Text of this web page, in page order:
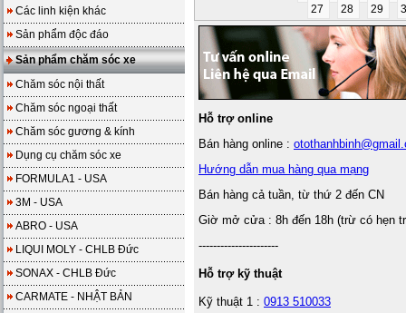
Các linh kiện khác
Sản phẩm độc đáo
Sản phẩm chăm sóc xe
Chăm sóc nội thất
Chăm sóc ngoại thất
Chăm sóc gương & kính
Dụng cụ chăm sóc xe
FORMULA1 - USA
3M - USA
ABRO - USA
LIQUI MOLY - CHLB Đức
SONAX - CHLB Đức
CARMATE - NHẬT BẢN
27
28 29
Hỗ trợ online
Bán hàng online :
Hướng dẫn mua hàng qua mạng
Bán hàng cả tuần, từ thứ 2 đến CN
Giờ mở cửa : 8h đến 18h (trừ có hẹn
----------------------
Hỗ trợ kỹ thuật
Kỹ thuật 1 : 0913 510033